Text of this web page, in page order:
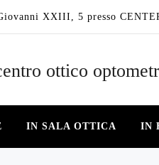
XXIII, 5 presso
IN SALA OTTICA IN